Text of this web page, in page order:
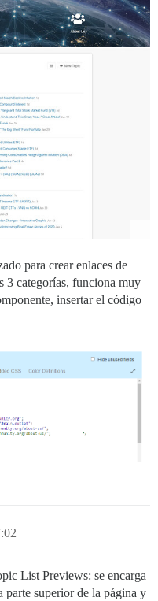
para crear enlaces de
3 categorías, funciona muy
insertar el código
List Previews: se encarga
parte superior de la página y